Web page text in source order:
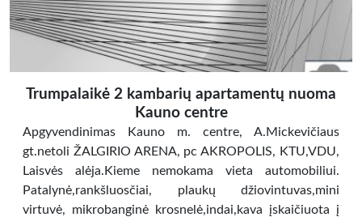
Trumpalaikė 2 kambarių apartamentų nuoma
Kauno centre
Apgyvendinimas Kauno m. centre, A.Mickevičiaus
gt.netoli ŽALGIRIO ARENA, pc AKROPOLIS, KTU,VDU,
Laisvės alėja.Kieme nemokama vieta automobiliui.
Patalynė,rankšluosčiai, plaukų džiovintuvas,mini
virtuvė, mikrobanginė krosnelė,indai,kava įskaičiuota į